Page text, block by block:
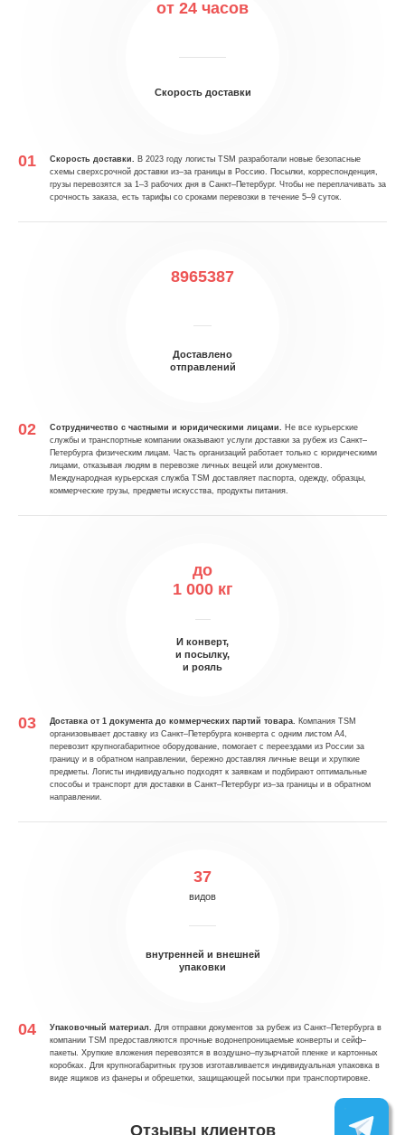
от 24 часов
Скорость доставки
Скорость доставки. В 2023 году логисты TSM разработали новые безопасные
схемы сверхсрочной доставки из–за границы в Россию. Посылки, корреспонденция,
грузы перевозятся за 1–3 рабочих дня в Санкт–Петербург. Чтобы не переплачивать за
срочность заказа, есть тарифы со сроками перевозки в течение 5–9 суток.
8965387
Доставлено
отправлений
Сотрудничество с частными и юридическими лицами. Не все курьерские
службы и транспортные компании оказывают услуги доставки за рубеж из Санкт–
Петербурга физическим лицам. Часть организаций работает только с юридическими
лицами, отказывая людям в перевозке личных вещей или документов.
Международная курьерская служба TSM доставляет паспорта, одежду, образцы,
коммерческие грузы, предметы искусства, продукты питания.
до
1 000 кг
И конверт,
и посылку,
и рояль
Доставка от 1 документа до коммерческих партий товара. Компания TSM
организовывает доставку из Санкт–Петербурга конверта с одним листом А4,
перевозит крупногабаритное оборудование, помогает с переездами из России за
границу и в обратном направлении, бережно доставляя личные вещи и хрупкие
предметы. Логисты индивидуально подходят к заявкам и подбирают оптимальные
способы и транспорт для доставки в Санкт–Петербург из–за границы и в обратном
направлении.
37
видов
внутренней и внешней
упаковки
Упаковочный материал. Для отправки документов за рубеж из Санкт–Петербурга в
компании TSM предоставляются прочные водонепроницаемые конверты и сейф–
пакеты. Хрупкие вложения перевозятся в воздушно–пузырчатой пленке и картонных
коробках. Для крупногабаритных грузов изготавливается индивидуальная упаковка в
виде ящиков из фанеры и обрешетки, защищающей посылки при транспортировке.
Отзывы клиентов